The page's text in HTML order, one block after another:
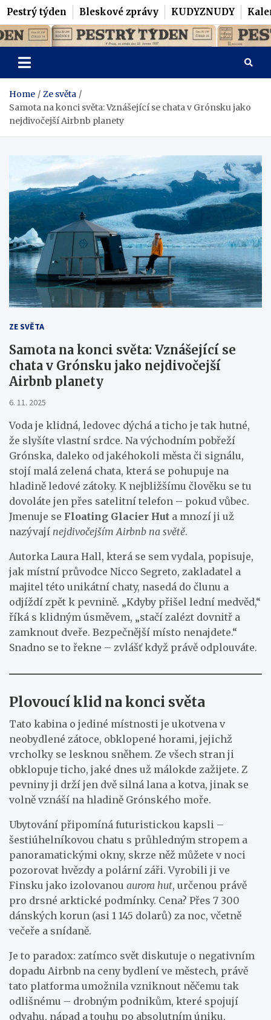
Pestrý týden Bleskové zprávy KUDYZNUDY
Skip
to
content
Pestrý Týden
Home
Ze světa
Samota na konci světa: Vznášející se chata v Grónsku jako
nejdivočejší Airbnb planety
ZE SVĚTA
Samota na konci světa: Vznášející se
chata v Grónsku jako nejdivočejší
Airbnb planety
6. 11. 2025
Voda je klidná, ledovec dýchá a ticho je tak hutné,
že slyšíte vlastní srdce. Na východním pobřeží
Grónska, daleko od jakéhokoli města či signálu,
stojí malá zelená chata, která se pohupuje na
hladině ledové zátoky. K nejbližšímu člověku se tu
dovoláte jen přes satelitní telefon – pokud vůbec.
Jmenuje se Floating Glacier Hut a mnozí ji už
nazývají nejdivočejším Airbnb na světě.
Autorka Laura Hall, která se sem vydala, popisuje,
jak místní průvodce Nicco Segreto, zakladatel a
majitel této unikátní chaty, nasedá do člunu a
odjíždí zpět k pevnině. „Kdyby přišel lední medvěd,“
říká s klidným úsměvem, „stačí zalézt dovnitř a
zamknout dveře. Bezpečnější místo nenajdete.“
Snadno se to řekne – zvlášť když právě odplouváte.
Plovoucí klid na konci světa
Tato kabina o jediné místnosti je ukotvena v
neobydlené zátoce, obklopené horami, jejichž
vrcholky se lesknou sněhem. Ze všech stran ji
obklopuje ticho, jaké dnes už málokde zažijete. Z
pevniny ji drží jen dvě silná lana a kotva, jinak se
volně vznáší na hladině Grónského moře.
Ubytování připomíná futuristickou kapsli –
šestiúhelníkovou chatu s průhledným stropem a
panoramatickými okny, skrze něž můžete v noci
pozorovat hvězdy a polární záři. Vyrobili ji ve
Finsku jako izolovanou aurora hut, určenou právě
pro drsné arktické podmínky. Cena? Přes 7 300
dánských korun (asi 1 145 dolarů) za noc, včetně
večeře a snídaně.
Je to paradox: zatímco svět diskutuje o negativním
dopadu Airbnb na ceny bydlení ve městech, právě
tato platforma umožnila vzniknout něčemu tak
odlišnému – drobným podnikům, které spojují
odvahu, nápad a touhu po absolutním úniku.